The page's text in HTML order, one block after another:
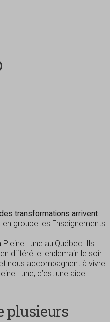
transformations arrivent
groupe les Enseignements
Lune au Québec. Ils
différé le lendemain le soir
nous accompagnent à vivre
Lune, c’est une aide
plusieurs